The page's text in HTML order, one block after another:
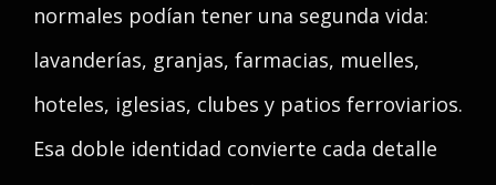
normales podían tener una segunda vida:
lavanderías, granjas, farmacias, muelles,
hoteles, iglesias, clubes y patios ferroviarios.
Esa doble identidad convierte cada detalle